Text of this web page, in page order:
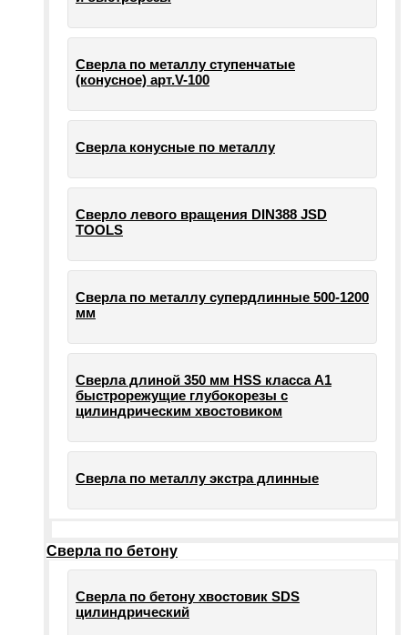
Сверла по металлу ступенчатые
(конусное) арт.V-100
Сверла конусные по металлу
Сверло левого вращения DIN388 JSD
TOOLS
Сверла по металлу супердлинные 500-1200
мм
Сверла длиной 350 мм HSS класса А1
быстрорежущие глубокорезы с
цилиндрическим хвостовиком
Сверла по металлу экстра длинные
Сверла по бетону
Сверла по бетону хвостовик SDS
цилиндрический